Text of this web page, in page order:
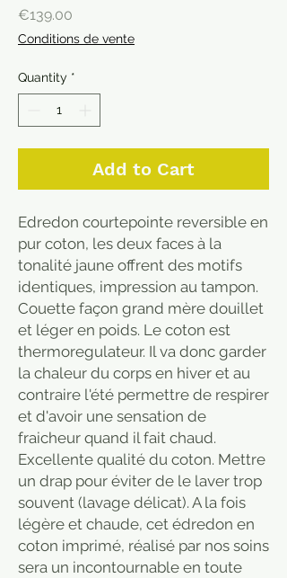
€139.00
Conditions de vente
Quantity *
Add to Cart
Edredon courtepointe reversible en
pur coton, les deux faces à la
tonalité jaune offrent des motifs
identiques, impression au tampon.
Couette façon grand mère douillet
et léger en poids. Le coton est
thermoregulateur. Il va donc garder
la chaleur du corps en hiver et au
contraire l'été permettre de respirer
et d'avoir une sensation de
fraicheur quand il fait chaud.
Excellente qualité du coton. Mettre
un drap pour éviter de le laver trop
souvent (lavage délicat). A la fois
légère et chaude, cet édredon en
coton imprimé, réalisé par nos soins
sera un incontournable en toute